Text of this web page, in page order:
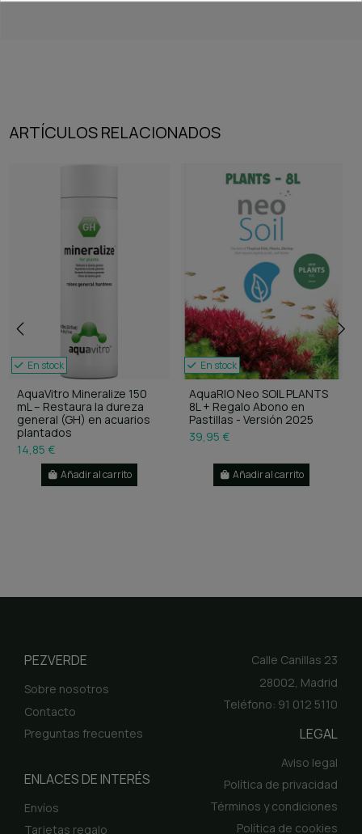
ARTÍCULOS RELACIONADOS
En stock
AquaVitro Mineralize 150
mL – Restaura la dureza
general (GH) en acuarios
plantados
14,85 €
Añadir al carrito
En stock
AquaRIO Neo SOIL PLANTS
8L + Regalo Abono en
Pastillas - Versión 2025
39,95 €
Añadir al carrito
PEZVERDE
Sobre nosotros
Contacto
Preguntas frecuentes
ENLACES DE INTERÉS
Envíos
Tarjetas regalo
Calle Canillas 23
28002, Madrid
Teléfono: 91 012 5110
LEGAL
Aviso legal
Política de privacidad
Términos y condiciones
Política de cookies